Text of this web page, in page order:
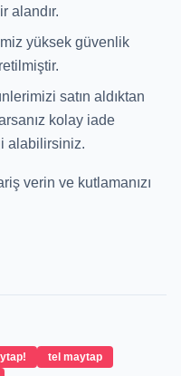
alandır.
yüksek güvenlik
satın aldıktan
kolay iade
alabilirsiniz.
verin ve kutlamanızı
tel maytap